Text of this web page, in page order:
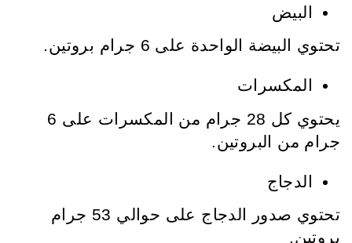
البيض
تحتوي البيضة الواحدة على 6 جرام بروتين.
المكسرات
يحتوي كل 28 جرام من المكسرات على 6
جرام من البروتين.
الدجاج
تحتوي صدور الدجاج على حوالي 53 جرام
بروتين.